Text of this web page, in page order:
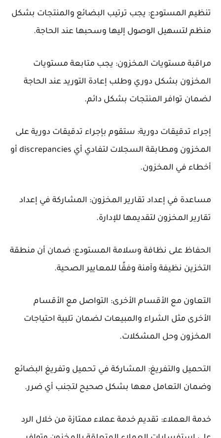
تنظيم المستودع: يجب ترتيب البضائع والمنتجات بشكل
منظم لتسهيل الوصول إليها وسحبها عند الحاجة.
مراقبة مستويات المخزون: يجب متابعة مستويات
المخزون بشكل دوري وطلب إعادة التوريد عند الحاجة
لضمان توافر المنتجات بشكل دائم.
إجراء تدقيقات دورية: ستقوم بإجراء تدقيقات دورية على
المخزون ومطابقة السجلات لتفادي أي discrepancies أو
أخطاء في المخزون.
مساعدة في إعداد تقارير المخزون: المشاركة في إعداد
تقارير المخزون لتقديمها للإدارة.
الحفاظ على نظافة وسلامة المستودع: ضمان أن منطقة
التخزين نظيفة وآمنة وفقًا للمعايير الصحية.
التعاون مع الأقسام الأخرى: التواصل مع الأقسام
الأخرى مثل الشراء والمبيعات لضمان تلبية احتياجات
المخزون وحل المشكلات.
التحميل والتفريغ: المشاركة في تحميل وتفريغ البضائع
وضمان التعامل معها بشكل صحيح لتجنب أي ضرر.
خدمة العملاء: تقديم خدمة عملاء ممتازة من خلال الرد